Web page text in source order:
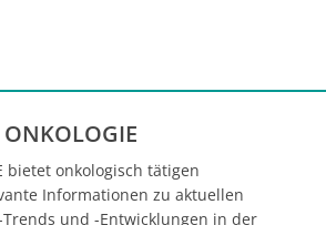
bietet onkologisch tätigen
Informationen zu aktuellen
und -Entwicklungen in der